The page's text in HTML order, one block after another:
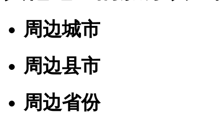
周边城市
周边县市
周边省份